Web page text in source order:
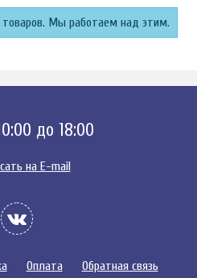
Мы работаем над этим.
до 18:00
на E-mail
Оплата
Обратная связь